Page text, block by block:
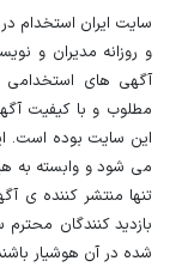
و روزانه مدیران و
آگهی های استخدامی
مطلوب و با کیفیت
این سایت بوده است.
می شود و وابسته به
تنها منتشر کننده ی
بازدید کنندگان
شده در آن هوشیار